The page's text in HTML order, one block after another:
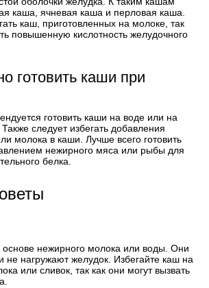
каша, ячневая каша и перловая каша.
каш, приготовленных на молоке, так
повышенную кислотность желудочного
готовить каши при
готовить каши на воде или на
следует избегать добавления
молока в каши. Лучше всего готовить
нежирного мяса или рыбы для
белка.
нежирного молока или воды. Они
не нагружают желудок. Избегайте каш на
или сливок, так как они могут вызвать